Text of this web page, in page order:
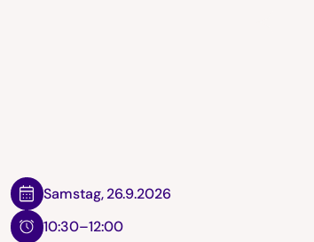
Samstag,26.9.2026
10:30–12:00